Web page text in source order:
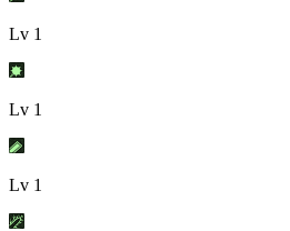
Lv 1
Lv 1
Lv 1